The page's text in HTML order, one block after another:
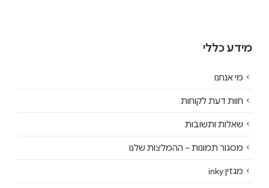
מידע כללי
מי אנחנו
חוות דעת לקוחות
שאלות ותשובות
מסגור תמונות – ההמלצות שלנו
מגזין inky